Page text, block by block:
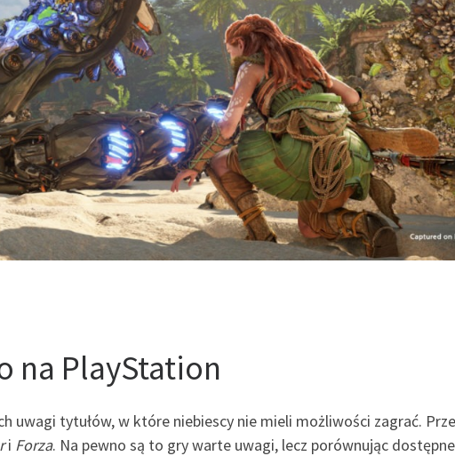
na PlayStation
uwagi tytułów, w które niebiescy nie mieli możliwości zagrać.
i Forza. Na pewno są to gry warte uwagi, lecz porównując dostępne